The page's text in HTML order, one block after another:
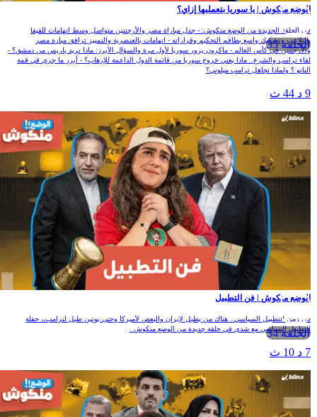
الحلقة 35
الوضع منكوش | يا سوريا بتعمليها إزاي؟
في الحلقة الجديدة من الوضع منكوش: - جدل مباراة مصر والأرجنتين متواصل وسط اتهامات للفيفا
بالتلاعب وتشكيك واسع بطاقم التحكيم وقراراته - اتهامات بالعنصرية والتمييز ترافق مبارة مصر
والأرجنتين في كأس العالم - ماكرون يزور سوريا لأول مرة والسؤال الأبرز: ماذا تريد باريس من دمشق؟ -
لقاء ترامب والشرع.. ماذا يعني خروج سوريا من قائمة الدول الداعمة للإرهاب؟ - أبرز ما جرى في قمة
الناتو ؟ ولماذا تجاهل ترامب ميلوني؟
الحلقة 34
الوضع منكوش | فن التطبيل
في زمن التطبيل السياسي.. هناك من يطبل لإيران والبعض لأميركا وحتى بوتين طبل لترامب،، حفلة
التطبيل السياسي مع شذى في حلقة جديدة من الوضع منكوش .